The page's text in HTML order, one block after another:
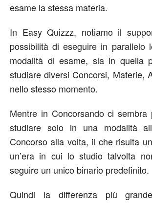
esame la stessa materia.
In Easy Quizzz, notiamo il
possibilità di eseguire in parallelo
modalità di esame, sia in quella
studiare diversi Concorsi, Materie,
nello stesso momento.
Mentre in Concorsando ci sembra
studiare solo in una modalità
Concorso alla volta, il che risulta
un’era in cui lo studio talvolta
seguire un unico binario predefinito.
Quindi la differenza più